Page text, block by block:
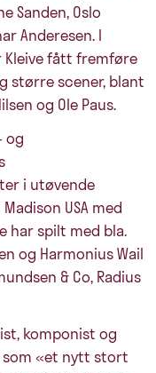
Sanden, Oslo
Anderesen. I
Kleive fått fremføre
større scener, blant
og Ole Paus.
og
i utøvende
USA med
har spilt med bla.
og Harmonius Wail
& Co, Radius
komponist og
som «et nytt stort